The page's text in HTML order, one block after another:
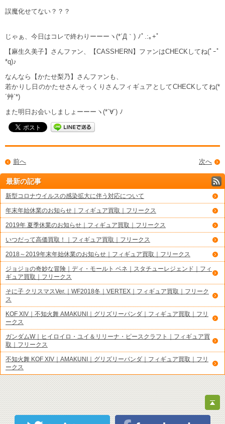
誤魔化せてない？？？
じゃぁ、今日はコレで終わりーーーヽ(*´Д｀) ﾉﾟ.:｡+ﾟ
【麻生久美子】さんファン、【CASSHERN】ファンはCHECKしてね(ﾟｰﾟ
*q)♪
なんなら【かたせ梨乃】さんファンも、
若かりし日のかたせさんそっくりさんフィギュアとしてCHECKしてね(*
´艸`*)
また明日お会いしましょーーーヽ(*´∀`) ﾉ
次へ
前へ
最新の記事
新型コロナウイルスの感染拡大に伴う対応について
年末年始休業のお知らせ｜フィギュア買取｜フリークス
2019年 夏季休業のお知らせ｜フィギュア買取｜フリークス
いつだって高価買取！｜フィギュア買取｜フリークス
2018～2019年末年始休業のお知らせ｜フィギュア買取｜フリークス
ジョジョの奇妙な冒険｜ディ・モールト ベネ｜スタチューレジェンド｜フィ
ギュア買取｜フリークス
そに子 クリスマスVer.｜WF2018冬｜VERTEX｜フィギュア買取｜フリーク
ス
KOF XIV｜不知火舞 AMAKUNI｜グリズリーパンダ｜フィギュア買取｜フリ
ークス
ガンダムW｜ヒイロイロ・ユイ＆リリーナ・ピースクラフト｜フィギュア買
取｜フリークス
不知火舞 KOF XIV｜AMAKUNI｜グリズリーパンダ｜フィギュア買取｜フリ
ークス